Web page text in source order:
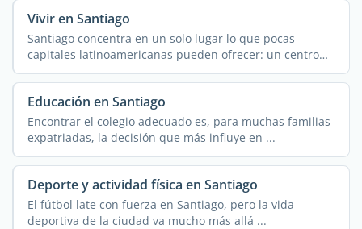
Vivir en Santiago
Santiago concentra en un solo lugar lo que pocas
capitales latinoamericanas pueden ofrecer: un centro
financiero ...
Educación en Santiago
Encontrar el colegio adecuado es, para muchas familias
expatriadas, la decisión que más influye en ...
Deporte y actividad física en Santiago
El fútbol late con fuerza en Santiago, pero la vida
deportiva de la ciudad va mucho más allá ...